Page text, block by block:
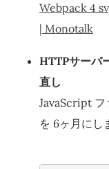
Webpack 4
| Monotalk
HTTPサーバ
直し
JavaScript フ
を 6ヶ月にし